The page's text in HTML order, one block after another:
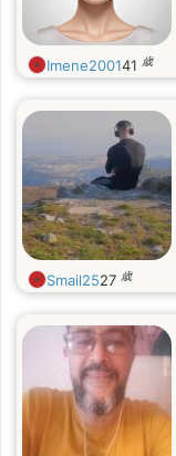
Imene200141 歳
Smail2527 歳